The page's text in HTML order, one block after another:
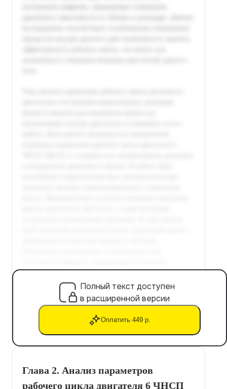
Полный текст доступен
в расширенной версии
Оплатить 449 р.
Глава 2. Анализ параметров
рабочего цикла двигателя 6 ЧНСП